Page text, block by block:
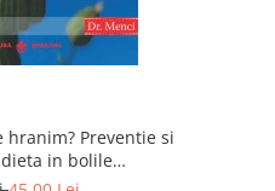
hranim? Preventie si
in bolile
in diabetul zaharat